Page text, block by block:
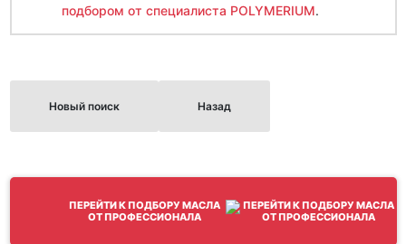
подбором от специалиста POLYMERIUM.
Новый поиск Назад
ПЕРЕЙТИ К ПОДБОРУ МАСЛА
ОТ ПРОФЕССИОНАЛА